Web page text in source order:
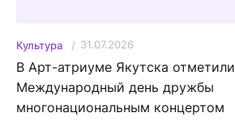
Культура 31.07.2026
В Арт-атриуме Якутска отметили
Международный день дружбы
многонациональным концертом